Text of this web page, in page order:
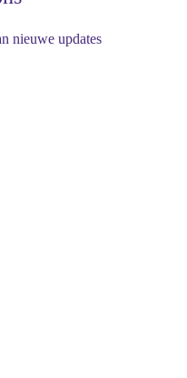
nieuwe updates